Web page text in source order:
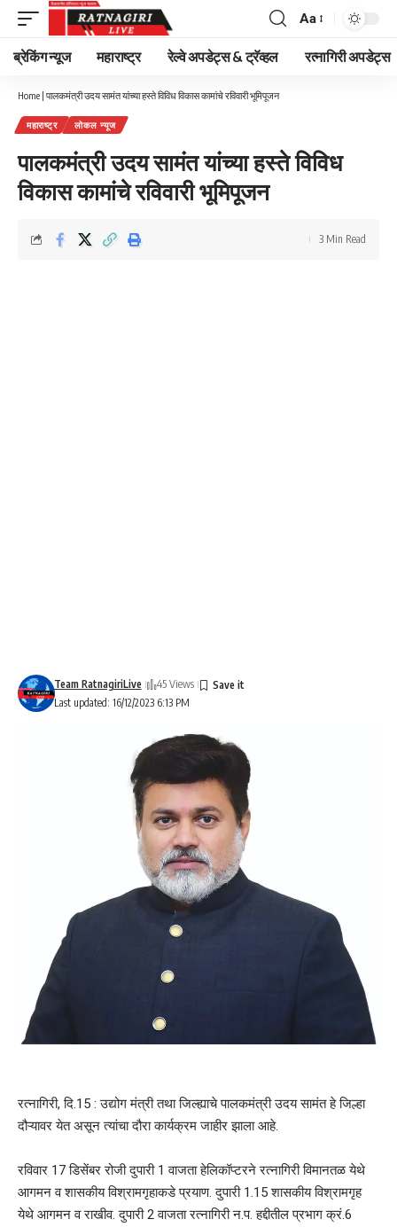
Font
Resizer
Aa
ब्रेकिंग न्यूज महाराष्ट्र रेल्वे अपडेट्स & ट्रॅव्हल रत्नागिरी अपडेट्स
Home | पालकमंत्री उदय सामंत यांच्या हस्ते विविध विकास कामांचे रविवारी भूमिपूजन
महाराष्ट्र लोकल न्यूज
पालकमंत्री उदय सामंत यांच्या हस्ते विविध
विकास कामांचे रविवारी भूमिपूजन
Last updated: 16/12/2023 6:13 PM
Team RatnagiriLive 45 Views
3 Min Read
रत्नागिरी, दि.15 : उद्योग मंत्री तथा जिल्ह्याचे पालकमंत्री उदय सामंत हे जिल्हा
दौऱ्यावर येत असून त्यांचा दौरा कार्यक्रम जाहीर झाला आहे.
रविवार 17 डिसेंबर रोजी दुपारी 1 वाजता हेलिकॉप्टरने रत्नागिरी विमानतळ येथे
आगमन व शासकीय विश्रामगृहाकडे प्रयाण. दुपारी 1.15 शासकीय विश्रामगृह
येथे आगमन व राखीव. दुपारी 2 वाजता रत्नागिरी न.प. हद्दीतील प्रभाग क्रं.6